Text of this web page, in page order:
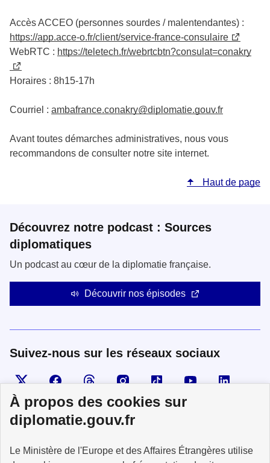
À propos des cookies sur
diplomatie.gouv.fr
Le Ministère de l'Europe et des Affaires Étrangères utilise
Accès ACCEO (personnes sourdes / malentendantes) :
https://app.acce-o.fr/client/service-france-consulaire
WebRTC : https://teletech.fr/webrtcbtn?consulat=conakry
Horaires : 8h15-17h
Courriel : ambafrance.conakry@diplomatie.gouv.fr
Avant toutes démarches administratives, nous vous
recommandons de consulter notre site internet.
Haut de page
Découvrez notre podcast : Sources
diplomatiques
Un podcast au cœur de la diplomatie française.
Découvrir nos épisodes
Suivez-nous sur les réseaux sociaux
Visiter la page XSuivez-nous sur Facebook
Visiter le compte Threads
Visiter le compte Instagram
Visiter le compte TikTok
Visiter le
MINISTÈRE
DE L'EUROPE